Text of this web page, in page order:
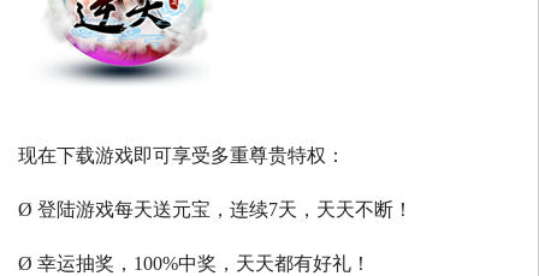
现在下载游戏即可享受多重尊贵特权：
Ø 登陆游戏每天送元宝，连续7天，天天不断！
Ø 幸运抽奖，100%中奖，天天都有好礼！